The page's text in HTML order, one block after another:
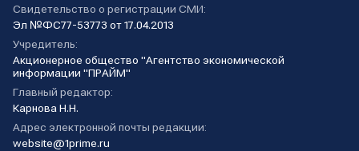
Свидетельство о регистрации СМИ:
Эл №ФС77-53773 от 17.04.2013
Учредитель:
Акционерное общество "Агентство экономической
информации "ПРАЙМ"
Главный редактор:
Карнова Н.Н.
Адрес электронной почты редакции:
website@1prime.ru